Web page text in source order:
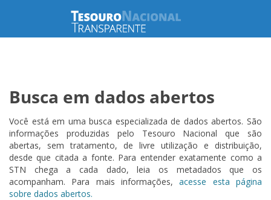
Busca em dados abertos
Você está em uma busca especializada de dados abertos. São
informações produzidas pelo Tesouro Nacional que são
abertas, sem tratamento, de livre utilização e distribuição,
desde que citada a fonte. Para entender exatamente como a
STN chega a cada dado, leia os metadados que os
acompanham. Para mais informações,acesse esta página
sobre dados abertos.